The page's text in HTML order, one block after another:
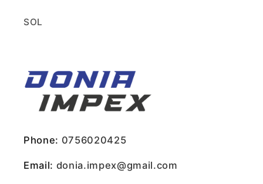
SOL
Phone: 0756020425
Email: donia.impex@gmail.com